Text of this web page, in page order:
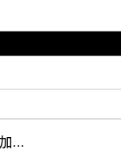
Sciences,
in last
加…